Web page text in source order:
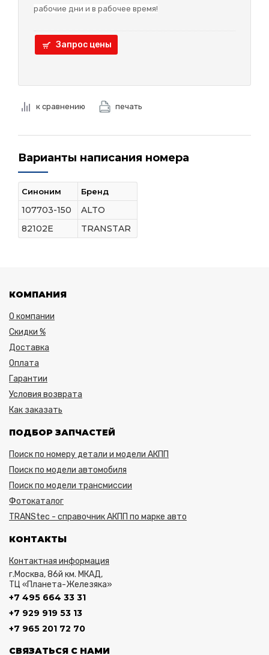
рабочие дни и в рабочее время!
Запрос цены
к сравнению печать
Варианты написания номера
Синоним Бренд
107703-150
ALTO
82102E
TRANSTAR
КОМПАНИЯ
О компании
Скидки %
Доставка
Оплата
Гарантии
Условия возврата
Как заказать
ПОДБОР ЗАПЧАСТЕЙ
Поиск по номеру детали и модели АКПП
Поиск по модели автомобиля
Поиск по модели трансмиссии
Фотокаталог
TRANStec - справочник АКПП по марке авто
КОНТАКТЫ
Контактная информация
г.Москва, 86й км. МКАД,
ТЦ «Планета-Железяка»
+7 495 664 33 31
+7 929 919 53 13
+7 965 201 72 70
СВЯЗАТЬСЯ С НАМИ